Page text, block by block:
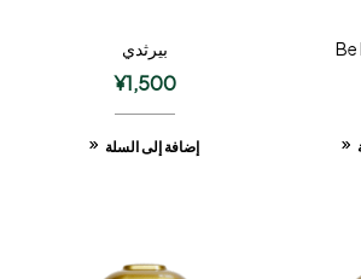
Be بيرثدي
¥1,500
إضافة إلى السلة